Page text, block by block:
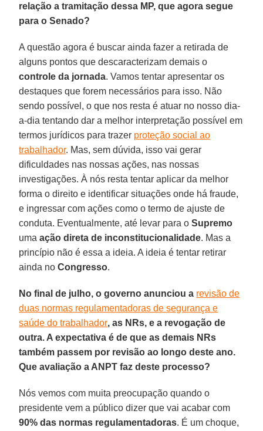
relação a tramitação dessa MP, que agora segue
para o Senado?
A questão agora é buscar ainda fazer a retirada de
alguns pontos que descaracterizam demais o
controle da jornada. Vamos tentar apresentar os
destaques que forem necessários para isso. Não
sendo possível, o que nos resta é atuar no nosso dia-
a-dia tentando dar a melhor interpretação possível em
termos jurídicos para trazer proteção social ao
trabalhador. Mas, sem dúvida, isso vai gerar
dificuldades nas nossas ações, nas nossas
investigações. À nós resta tentar aplicar da melhor
forma o direito e identificar situações onde há fraude,
e ingressar com ações como o termo de ajuste de
conduta. Eventualmente, até levar para oSupremo
umaação direta de inconstitucionalidade. Mas a
princípio não é essa a ideia. A ideia é tentar retirar
ainda noCongresso.
No final de julho, o governo anunciou a revisão de
duas normas regulamentadoras de segurança e
saúde do trabalhador, as NRs, e a revogação de
outra. A expectativa é de que as demais NRs
também passem por revisão ao longo deste ano.
Que avaliação a ANPT faz deste processo?
Nós vemos com muita preocupação quando o
presidente vem a público dizer que vai acabar com
90% das normas regulamentadoras. É um choque,